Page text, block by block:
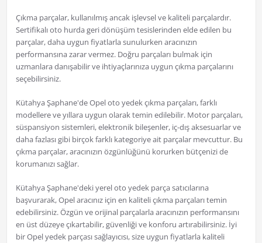
Çıkma parçalar, kullanılmış ancak işlevsel ve kaliteli parçalardır.
Sertifikalı oto hurda geri dönüşüm tesislerinden elde edilen bu
parçalar, daha uygun fiyatlarla sunulurken aracınızın
performansına zarar vermez. Doğru parçaları bulmak için
uzmanlara danışabilir ve ihtiyaçlarınıza uygun çıkma parçalarını
seçebilirsiniz.
Kütahya Şaphane'de Opel oto yedek çıkma parçaları, farklı
modellere ve yıllara uygun olarak temin edilebilir. Motor parçaları,
süspansiyon sistemleri, elektronik bileşenler, iç-dış aksesuarlar ve
daha fazlası gibi birçok farklı kategoriye ait parçalar mevcuttur. Bu
çıkma parçalar, aracınızın özgünlüğünü korurken bütçenizi de
korumanızı sağlar.
Kütahya Şaphane'deki yerel oto yedek parça satıcılarına
başvurarak, Opel aracınız için en kaliteli çıkma parçaları temin
edebilirsiniz. Özgün ve orijinal parçalarla aracınızın performansını
en üst düzeye çıkartabilir, güvenliği ve konforu artırabilirsiniz. İyi
bir Opel yedek parçası sağlayıcısı, size uygun fiyatlarla kaliteli